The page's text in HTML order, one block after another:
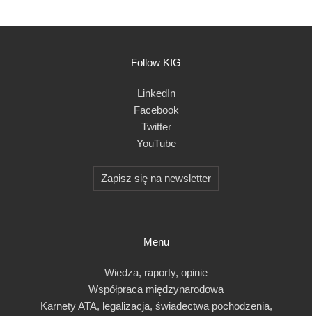
Follow KIG
LinkedIn
Facebook
Twitter
YouTube
Zapisz się na newsletter
Menu
Wiedza, raporty, opinie
Współpraca międzynarodowa
Karnety ATA, legalizacja, świadectwa pochodzenia,